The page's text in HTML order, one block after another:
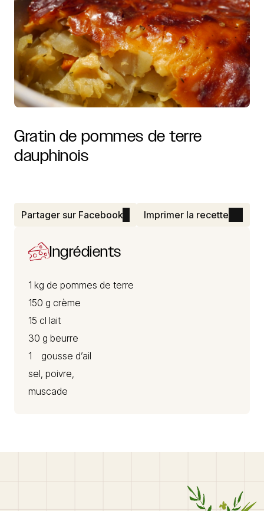
Gratin de pommes de terre
dauphinois
Partager sur Facebook Imprimer la recette
Ingrédients
1 kg de pommes de terre
150 g crème
15 cl lait
30 g beurre
1 gousse d’ail
sel, poivre,
muscade